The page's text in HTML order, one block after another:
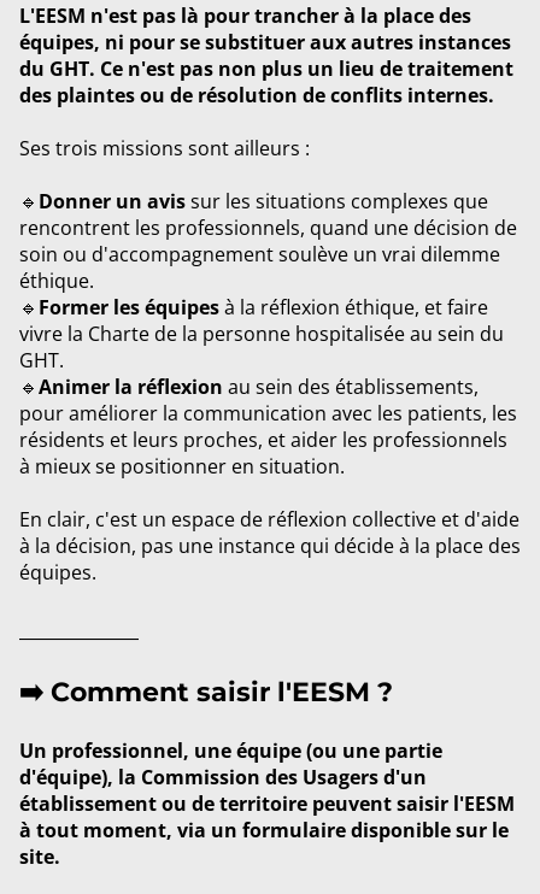
L'EESM n'est pas là pour trancher à la place des
équipes, ni pour se substituer aux autres instances
du GHT. Ce n'est pas non plus un lieu de traitement
des plaintes ou de résolution de conflits internes.
Ses trois missions sont ailleurs :
🔹 Donner un avissur les situations complexes que
rencontrent les professionnels, quand une décision de
soin ou d'accompagnement soulève un vrai dilemme
éthique.
🔹 Former les équipesà la réflexion éthique, et faire
vivre la Charte de la personne hospitalisée au sein du
GHT.
🔹Animer la réflexion au sein des établissements,
pour améliorer la communication avec les patients, les
résidents et leurs proches, et aider les professionnels
à mieux se positionner en situation.
En clair, c'est un espace de réflexion collective et d'aide
à la décision, pas une instance qui décide à la place des
équipes.
➡️ Comment saisir l'EESM ?
Un professionnel, une équipe (ou une partie
d'équipe), la Commission des Usagers d'un
établissement ou de territoire peuvent saisir l'EESM
à tout moment, via un formulaire disponible sur le
site.